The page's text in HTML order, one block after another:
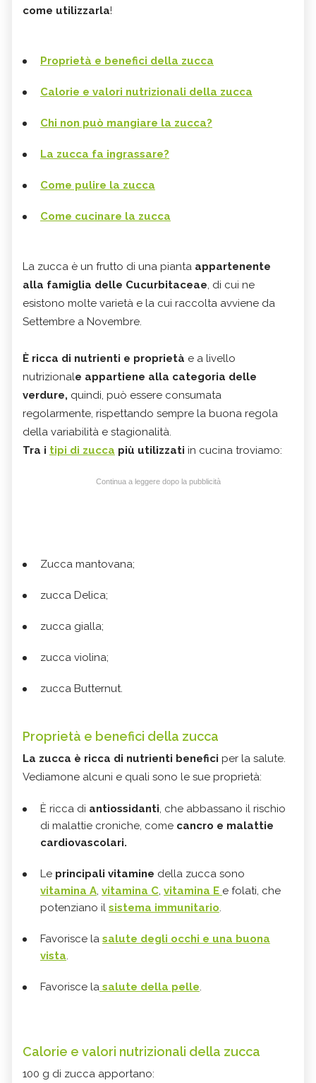
come utilizzarla!
Proprietà e benefici della zucca
Calorie e valori nutrizionali della zucca
Chi non può mangiare la zucca?
La zucca fa ingrassare?
Come pulire la zucca
Come cucinare la zucca
La zucca è un frutto di una pianta appartenente
alla famiglia delle Cucurbitaceae, di cui ne
esistono molte varietà e la cui raccolta avviene da
Settembre a Novembre.
È ricca di nutrienti e proprietà e a livello
nutrizionale appartiene alla categoria delle
verdure, quindi, può essere consumata
regolarmente, rispettando sempre la buona regola
della variabilità e stagionalità.
Tra i tipi di zucca più utilizzati in cucina troviamo:
Continua a leggere dopo la pubblicità
Zucca mantovana;
zucca Delica;
zucca gialla;
zucca violina;
zucca Butternut.
Proprietà e benefici della zucca
La zucca è ricca di nutrienti benefici per la salute.
Vediamone alcuni e quali sono le sue proprietà:
È ricca di antiossidanti, che abbassano il rischio
di malattie croniche, come cancro e malattie
cardiovascolari.
Le principali vitamine della zucca sono
vitamina A, vitamina C, vitamina E e folati, che
potenziano il sistema immunitario.
Favorisce la salute degli occhi e una buona
vista.
Favorisce la salute della pelle.
Calorie e valori nutrizionali della zucca
100 g di zucca apportano: